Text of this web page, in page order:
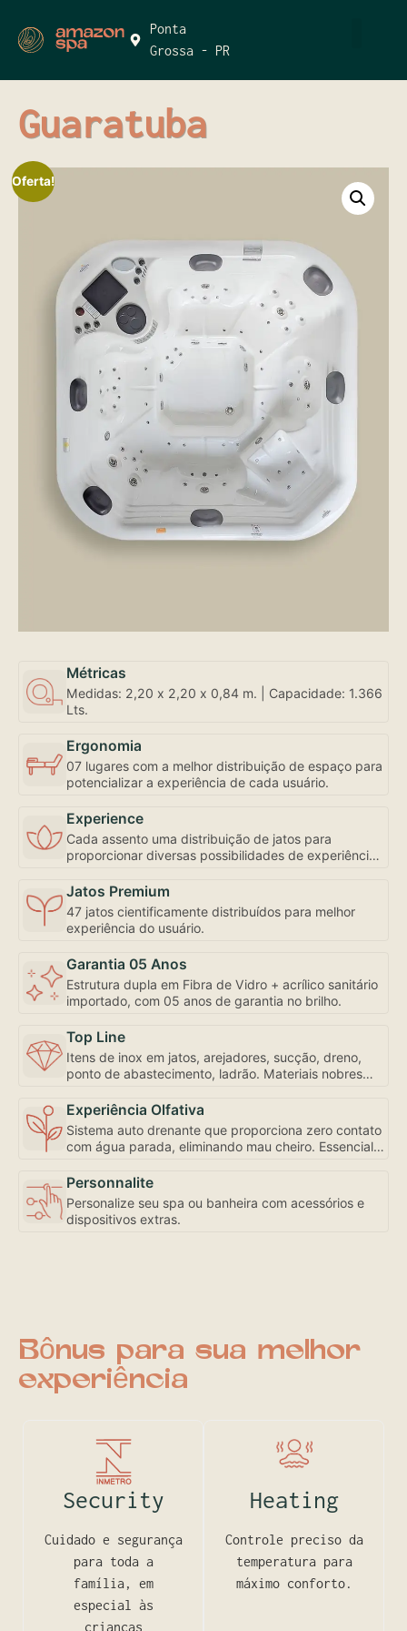
Ponta
Grossa - PR
Guaratuba
Oferta!
Métricas
Medidas: 2,20 x 2,20 x 0,84 m. | Capacidade: 1.366
Lts.
Ergonomia
07 lugares com a melhor distribuição de espaço para
potencializar a experiência de cada usuário.
Experience
Cada assento uma distribuição de jatos para
proporcionar diversas possibilidades de experiência,
individualizada, bem como a mais robusta
motobomba do mercado – uma exclusividade
Amazon Spa focada em seu bem-estar.
Jatos Premium
47 jatos cientificamente distribuídos para melhor
experiência do usuário.
Garantia 05 Anos
Estrutura dupla em Fibra de Vidro + acrílico sanitário
importado, com 05 anos de garantia no brilho.
Top Line
Itens de inox em jatos, arejadores, sucção, dreno,
ponto de abastecimento, ladrão. Materiais nobres
Experiência Olfativa
Sistema auto drenante que proporciona zero contato
com água parada, eliminando mau cheiro. Essencial
Personnalite
Personalize seu spa ou banheira com acessórios e
dispositivos extras.
Bônus para sua melhor
experiência
Security
Cuidado e segurança
para toda a
família, em
especial às
crianças
Heating
Controle preciso da
temperatura para
máximo conforto.